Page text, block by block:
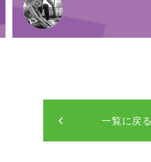
一覧に戻る